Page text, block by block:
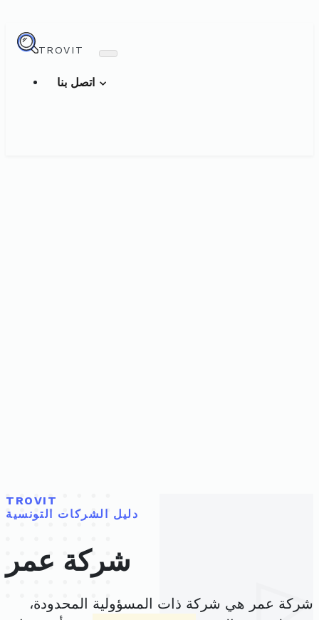
TROVIT
TROVIT
دليل الشركات التونسية
شركة عمر
شركة عمر هي شركة ذات المسؤولية المحدودة،